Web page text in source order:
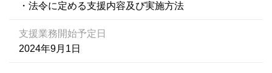
・法令に定める支援内容及び実施方法
支援業務開始予定日
2024年9月1日